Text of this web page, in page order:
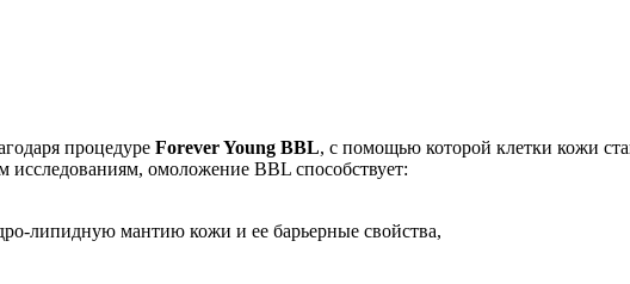
процедуре Forever Young BBL, с помощью которой клетки кожи
омоложение BBL способствует:
липидную мантию кожи и ее барьерные свойства,